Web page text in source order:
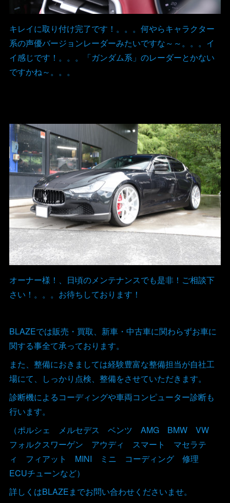
キレイに取り付け完了です！。。。何やらキャラクター
系の声優バージョンレーダーみたいですな～～。。。イ
イ感じです！。。。「ガンダム系」のレーダーとかない
ですかね～。。。
オーナー様！、日頃のメンテナンスでも是非！ご相談下
さい！。。。お待ちしております！
BLAZEでは販売・買取、新車・中古車に関わらずお車に
関する事全て承っております。
また、整備におきましては経験豊富な整備担当が自社工
場にて、しっかり点検、整備をさせていただきます。
診断機によるコーディングや車両コンピューター診断も
行います。
（ポルシェ メルセデス ベンツ AMG BMW VW
フォルクスワーゲン アウディ スマート マセラテ
ィ フィアット MINI ミニ コーディング 修理
ECUチューンなど）
詳しくはBLAZEまでお問い合わせくださいませ。